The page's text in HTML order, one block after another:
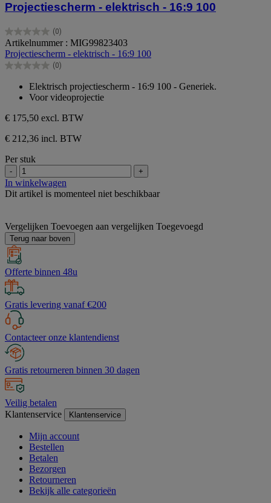
Projectiescherm - elektrisch - 16:9 100
(0)
0.0
van
de
5
Artikelnummer : MIG99823403
Projectiescherm - elektrisch - 16:9 100
(0)
0.0
sterren.
Elektrisch projectiescherm - 16:9 100 - Generiek.
Voor videoprojectie
€ 175,50 excl. BTW
€ 212,36 incl. BTW
Per stuk
- +
In winkelwagen
Dit artikel is momenteel niet beschikbaar
Vergelijken Toevoegen aan vergelijken Toegevoegd
Terug naar boven
Offerte binnen 48u
Gratis levering vanaf €200
Contacteer onze klantendienst
Gratis retourneren binnen 30 dagen
Veilig betalen
Klantenservice
Klantenservice
Mijn account
Bestellen
Betalen
Bezorgen
Retourneren
Bekijk alle categorieën